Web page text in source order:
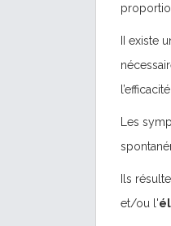
II existe
Les
Ils
et/ou l'